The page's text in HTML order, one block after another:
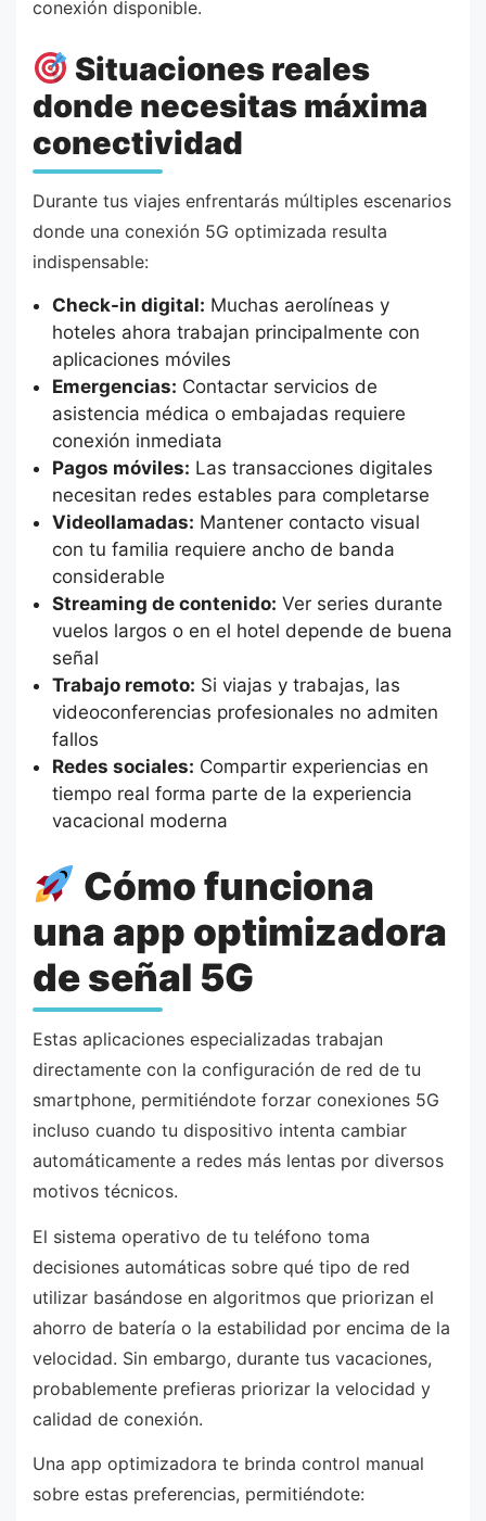
conexión disponible.
Situaciones reales
donde necesitas máxima
conectividad
Durante tus viajes enfrentarás múltiples escenarios
donde una conexión 5G optimizada resulta
indispensable:
Check-in digital: Muchas aerolíneas y
hoteles ahora trabajan principalmente con
aplicaciones móviles
Emergencias: Contactar servicios de
asistencia médica o embajadas requiere
conexión inmediata
Pagos móviles: Las transacciones digitales
necesitan redes estables para completarse
Videollamadas: Mantener contacto visual
con tu familia requiere ancho de banda
considerable
Streaming de contenido: Ver series durante
vuelos largos o en el hotel depende de buena
señal
Trabajo remoto: Si viajas y trabajas, las
videoconferencias profesionales no admiten
fallos
Redes sociales: Compartir experiencias en
tiempo real forma parte de la experiencia
vacacional moderna
Cómo funciona
una app optimizadora
de señal 5G
Estas aplicaciones especializadas trabajan
directamente con la configuración de red de tu
smartphone, permitiéndote forzar conexiones 5G
incluso cuando tu dispositivo intenta cambiar
automáticamente a redes más lentas por diversos
motivos técnicos.
El sistema operativo de tu teléfono toma
decisiones automáticas sobre qué tipo de red
utilizar basándose en algoritmos que priorizan el
ahorro de batería o la estabilidad por encima de la
velocidad. Sin embargo, durante tus vacaciones,
probablemente prefieras priorizar la velocidad y
calidad de conexión.
Una app optimizadora te brinda control manual
sobre estas preferencias, permitiéndote: